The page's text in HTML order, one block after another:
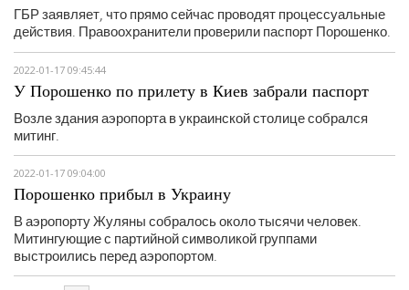
ГБР заявляет, что прямо сейчас проводят процессуальные
действия. Правоохранители проверили паспорт Порошенко.
2022-01-17 09:45:44
У Порошенко по прилету в Киев забрали паспорт
Возле здания аэропорта в украинской столице собрался
митинг.
2022-01-17 09:04:00
Порошенко прибыл в Украину
В аэропорту Жуляны собралось около тысячи человек.
Митингующие с партийной символикой группами
выстроились перед аэропортом.